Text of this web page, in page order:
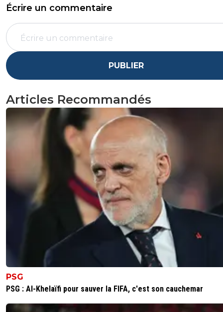
Écrire un commentaire
PUBLIER
Articles Recommandés
PSG
PSG : Al-Khelaïfi pour sauver la FIFA, c'est son cauchemar